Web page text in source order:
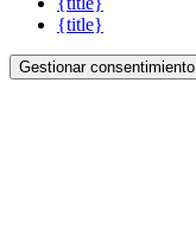
{title}
Gestionar consentimiento